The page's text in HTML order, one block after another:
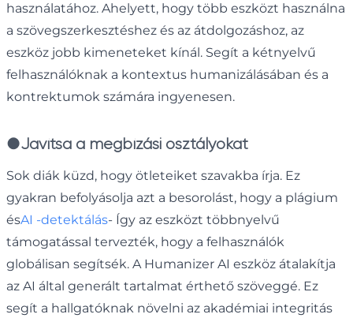
használatához. Ahelyett, hogy több eszközt használna
a szövegszerkesztéshez és az átdolgozáshoz, az
eszköz jobb kimeneteket kínál. Segít a kétnyelvű
felhasználóknak a kontextus humanizálásában és a
kontrektumok számára ingyenesen.
●Javítsa a megbízási osztályokat
Sok diák küzd, hogy ötleteiket szavakba írja. Ez
gyakran befolyásolja azt a besorolást, hogy a plágium
ésAI -detektálás- Így az eszközt többnyelvű
támogatással tervezték, hogy a felhasználók
globálisan segítsék. A Humanizer AI eszköz átalakítja
az AI által generált tartalmat érthető szöveggé. Ez
segít a hallgatóknak növelni az akadémiai integritás